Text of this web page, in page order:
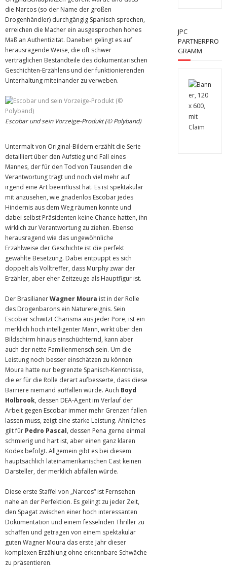
die Narcos (so der Name der großen
Drogenhändler) durchgängig Spanisch sprechen,
erreichen die Macher ein ausgesprochen hohes
Maß an Authentizität. Daneben gelingt es auf
herausragende Weise, die oft schwer
verträglichen Bestandteile des dokumentarischen
Geschichten-Erzählens und der funktionierenden
Unterhaltung miteinander zu verweben.
Escobar und sein Vorzeige-Produkt (© Polyband)
Untermalt von Original-Bildern erzählt die Serie
detailliert über den Aufstieg und Fall eines
Mannes, der für den Tod von Tausenden die
Verantwortung trägt und noch viel mehr auf
irgend eine Art beeinflusst hat. Es ist spektakulär
mit anzusehen, wie gnadenlos Escobar jedes
Hindernis aus dem Weg räumen konnte und
dabei selbst Präsidenten keine Chance hatten, ihn
wirklich zur Verantwortung zu ziehen. Ebenso
herausragend wie das ungewöhnliche
Erzählweise der Geschichte ist die perfekt
gewählte Besetzung. Dabei entpuppt es sich
doppelt als Volltreffer, dass Murphy zwar der
Erzähler, aber eher Zeitzeuge als Hauptfigur ist.
Der BrasilianerWagner Moura ist in der Rolle
des Drogenbarons ein Naturereignis. Sein
Escobar schwitzt Charisma aus jeder Pore, ist ein
merklich hoch intelligenter Mann, wirkt über den
Bildschirm hinaus einschüchternd, kann aber
auch der nette Familienmensch sein. Um die
Leistung noch besser einschätzen zu können:
Moura hatte nur begrenzte Spanisch-Kenntnisse,
die er für die Rolle derart aufbesserte, dass diese
Barriere niemand auffallen würde. Auch Boyd
Holbrook, dessen DEA-Agent im Verlauf der
Arbeit gegen Escobar immer mehr Grenzen fallen
lassen muss, zeigt eine starke Leistung. Ähnliches
gilt für Pedro Pascal, dessen Pena gerne einmal
schmierig und hart ist, aber einen ganz klaren
Kodex befolgt. Allgemein gibt es bei diesem
hauptsächlich lateinamerikanischen Cast keinen
Darsteller, der merklich abfallen würde.
Diese erste Staffel von „Narcos“ ist Fernsehen
nahe an der Perfektion. Es gelingt zu jeder Zeit,
den Spagat zwischen einer hoch interessanten
Dokumentation und einem fesselnden Thriller zu
schaffen und getragen von einem spektakulär
guten Wagner Moura das erste Jahr dieser
komplexen Erzählung ohne erkennbare Schwäche
zu präsentieren.
JPC
PARTNERPRO
GRAMM